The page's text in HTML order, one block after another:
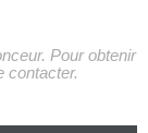
Pour obtenir
contacter.